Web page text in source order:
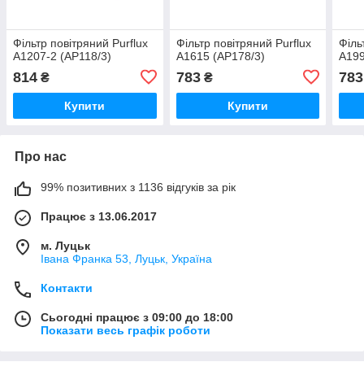
Фільтр повітряний Purflux
A1207-2 (AP118/3)
814 ₴
Купити
Фільтр повітряний Purflux
A1615 (AP178/3)
783₴
Купити
783
Про нас
99% позитивних з 1136 відгуків за рік
Працює з 13.06.2017
м. Луцьк
Івана Франка 53, Луцьк, Україна
Контакти
Сьогодні працює з 09:00 до 18:00
Показати весь графік роботи